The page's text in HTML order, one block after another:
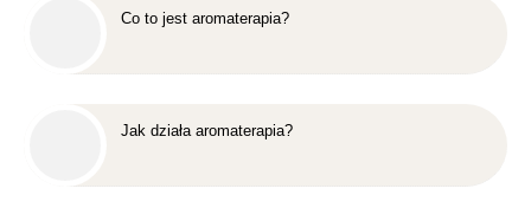
Co to jest aromaterapia?
Jak działa aromaterapia?